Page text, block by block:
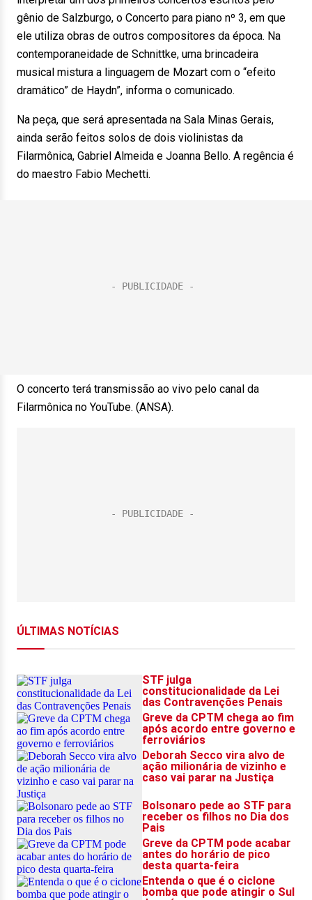
gênio de Salzburgo, o Concerto para piano nº 3, em que
ele utiliza obras de outros compositores da época. Na
contemporaneidade de Schnittke, uma brincadeira
musical mistura a linguagem de Mozart com o “efeito
dramático” de Haydn”, informa o comunicado.
Na peça, que será apresentada na Sala Minas Gerais,
ainda serão feitos solos de dois violinistas da
Filarmônica, Gabriel Almeida e Joanna Bello. A regência é
do maestro Fabio Mechetti.
O concerto terá transmissão ao vivo pelo canal da
Filarmônica no YouTube. (ANSA).